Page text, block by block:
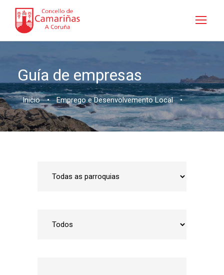
Guía de empresas
Inicio • Emprego e Desenvolvemento Local •